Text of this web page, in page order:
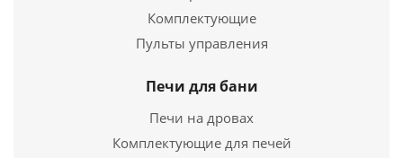
Подробнее
Комплектующие
Пульты управления
Печи для бани
Печи на дровах
Комплектующие для печей